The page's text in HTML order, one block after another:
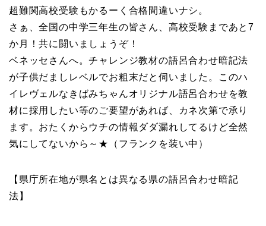
超難関高校受験もかるーく合格間違いナシ。
さぁ、全国の中学三年生の皆さん、高校受験まであと7
か月！共に闘いましょうぞ！
ベネッセさんへ。チャレンジ教材の語呂合わせ暗記法
が子供だましレベルでお粗末だと伺いました。このハ
イレヴェルなきばみちゃんオリジナル語呂合わせを教
材に採用したい等のご要望があれば、カネ次第で承り
ます。おたくからウチの情報ダダ漏れしてるけど全然
気にしてないから～★（フランクを装い中）
【県庁所在地が県名とは異なる県の語呂合わせ暗記
法】